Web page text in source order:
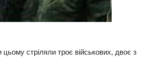
стріляли троє військових, двоє з